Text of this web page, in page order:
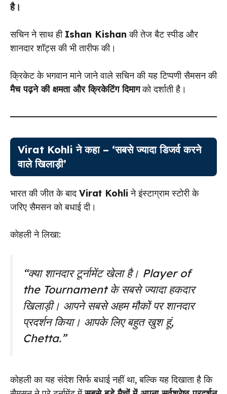
है।
सचिन ने साथ ही Ishan Kishan की तेज बैट स्पीड और
शानदार शॉट्स की भी तारीफ की।
क्रिकेट के भगवान माने जाने वाले सचिन की यह टिप्पणी सैमसन की
मैच पढ़ने की क्षमता और क्रिकेटिंग दिमागको दर्शाती है।
Virat Kohli ने कहा – ‘सबसे ज्यादा डिजर्व करने
वाले खिलाड़ी’
भारत की जीत के बादVirat Kohli ने इंस्टाग्राम स्टोरी के
जरिए सैमसन को बधाई दी।
कोहली ने लिखा:
“क्या शानदार टूर्नामेंट खेला है। Player of
the Tournament के सबसे ज्यादा हकदार
खिलाड़ी। आपने सबसे अहम मौकों पर शानदार
प्रदर्शन किया। आपके लिए बहुत खुश हूं,
Chetta.”
कोहली का यह संदेश सिर्फ बधाई नहीं था, बल्कि यह दिखाता है कि